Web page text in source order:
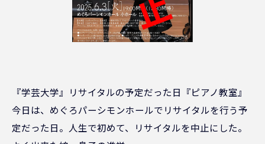
『学芸大学』リサイタルの予定だった日『ピアノ教室』
今日は、めぐろパーシモンホールでリサイタルを行う予
定だった日。人生で初めて、リサイタルを中止にした。